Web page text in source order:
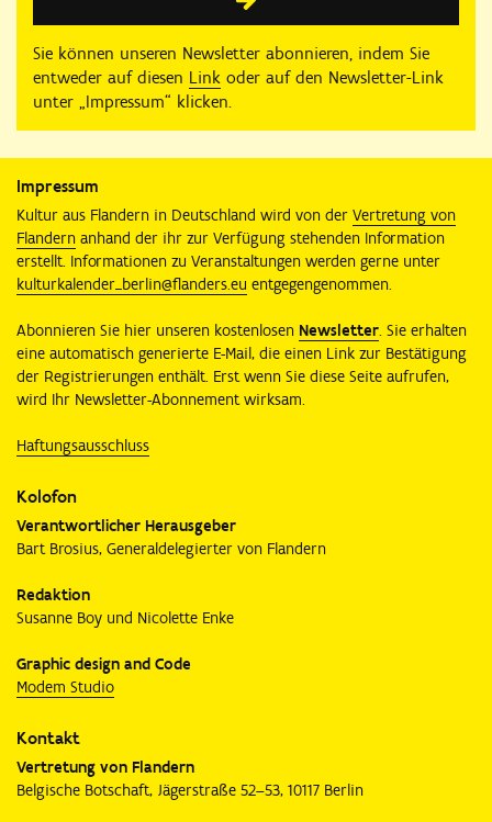
Sie können unseren Newsletter abonnieren, indem Sie
entweder auf diesen Link oder auf den Newsletter-Link
unter „Impressum“ klicken.
Impressum
Kultur aus Flandern in Deutschland wird von der Vertretung von
Flandern anhand der ihr zur Verfügung stehenden Information
erstellt. Informationen zu Veranstaltungen werden gerne unter
kulturkalender_berlin@flanders.eu entgegengenommen.
Abonnieren Sie hier unseren kostenlosen Newsletter. Sie erhalten
eine automatisch generierte E-Mail, die einen Link zur Bestätigung
der Registrierungen enthält. Erst wenn Sie diese Seite aufrufen,
wird Ihr Newsletter-Abonnement wirksam.
Haftungsausschluss
Kolofon
Verantwortlicher Herausgeber
Bart Brosius, Generaldelegierter von Flandern
Redaktion
Susanne Boy und Nicolette Enke
Graphic design and Code
Modem Studio
Kontakt
Vertretung von Flandern
Belgische Botschaft, Jägerstraße 52–53, 10117 Berlin